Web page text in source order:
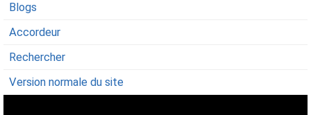
Blogs
Accordeur
Rechercher
Version normale du site